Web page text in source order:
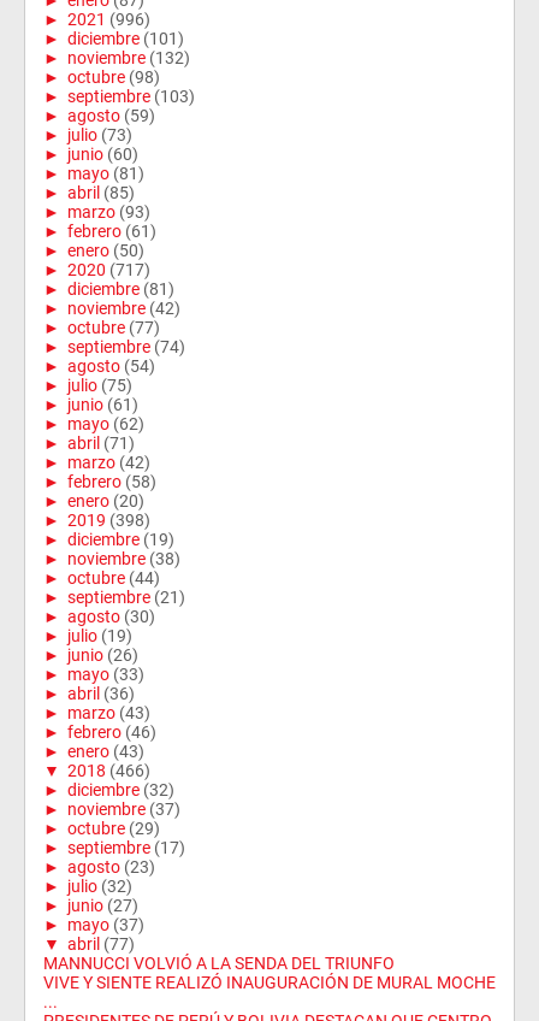
► 2021 (996)
► diciembre (101)
► noviembre (132)
► octubre (98)
► septiembre (103)
► agosto (59)
► julio (73)
► junio (60)
► mayo (81)
► abril (85)
► marzo (93)
► febrero (61)
► enero (50)
► 2020 (717)
► diciembre (81)
► noviembre (42)
► octubre (77)
► septiembre (74)
► agosto (54)
► julio (75)
► junio (61)
► mayo (62)
► abril (71)
► marzo (42)
► febrero (58)
► enero (20)
► 2019 (398)
► diciembre (19)
► noviembre (38)
► octubre (44)
► septiembre (21)
► agosto (30)
► julio (19)
► junio (26)
► mayo (33)
► abril (36)
► marzo (43)
► febrero (46)
► enero (43)
▼ 2018 (466)
► diciembre (32)
► noviembre (37)
► octubre (29)
► septiembre (17)
► agosto (23)
► julio (32)
► junio (27)
► mayo (37)
▼ abril (77)
MANNUCCI VOLVIÓ A LA SENDA DEL TRIUNFO
VIVE Y SIENTE REALIZÓ INAUGURACIÓN DE MURAL MOCHE
...